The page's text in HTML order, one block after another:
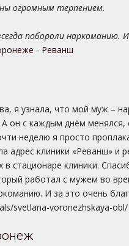
огромным терпением.
побороли наркоманию.
- Реванш
я узнала, что мой муж –
А он с каждым днём
неделю я просто
адрес клиники «Реванш»
в стационаре клиники.
работал с мужем во
И за это очень
svetlana-voronezhskaya-obl/